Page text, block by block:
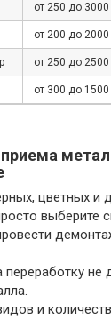
от 250 до 3000
от 200 до 2000
от 250 до 2500
от 300 до 1500
приема
цветных и
выберите
переработку
и